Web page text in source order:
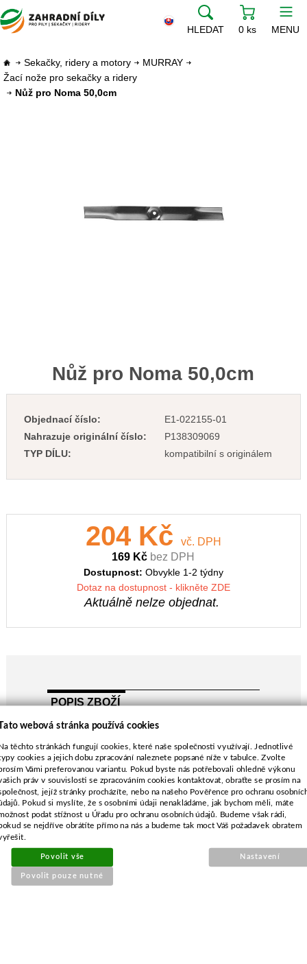
HLEDAT 0 ks MENU
Sekačky, ridery a motory
MURRAY
Žací nože pro sekačky a ridery
Nůž pro Noma 50,0cm
Nůž pro Noma 50,0cm
Objednací číslo:
E1-022155-01
Nahrazuje originální číslo:
P138309069
TYP DÍLU:
kompatibilní s originálem
204 Kč
vč. DPH
169 Kč bez DPH
Dostupnost: Obvykle 1-2 týdny
Dotaz na dostupnost - klikněte ZDE
Aktuálně nelze objednat.
POPIS ZBOŽÍ
Noma/Hako 1201E, 1203E
délka-500 mm
průměr středu-10,0 mm
SOUVISEJÍCÍ PRODUKTY
Těsnění výfuku pro Honda
webová stránka používá cookies
těchto stránkách fungují cookies, které naše společnosti využívají. Jednotlivé
cookies a jejich dobu zpracování naleznete popsané níže v tabulce. Zvolte
Vámi preferovanou variantu. Pokud byste nás potřebovali ohledně výkonu
práv v souvislosti se zpracováním cookies kontaktovat, obraťte se prosím na
jejíž stránky procházíte, nebo na našeho Pověřence pro ochranu
Pokud si myslíte, že s osobními údaji nenakládáme, jak bychom měli, máte
podat stížnost u Úřadu pro ochranu osobních údajů. Budeme však rádi,
se nejdříve obrátíte přímo na nás a budeme tak moct Váš požadavek obratem
Povolit vše
Povolit pouze nutné
Nastavení